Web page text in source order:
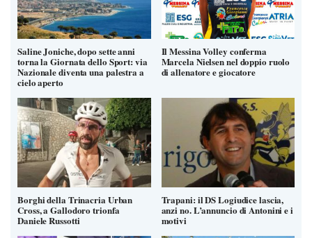
Saline Joniche, dopo sette anni
torna la Giornata dello Sport: via
Nazionale diventa una palestra a
cielo aperto
Il Messina Volley conferma
Marcela Nielsen nel doppio ruolo
di allenatore e giocatore
Borghi della Trinacria Urban
Cross, a Gallodoro trionfa
Daniele Russotti
Trapani: il DS Logiudice lascia,
anzi no. L’annuncio di Antonini e i
motivi